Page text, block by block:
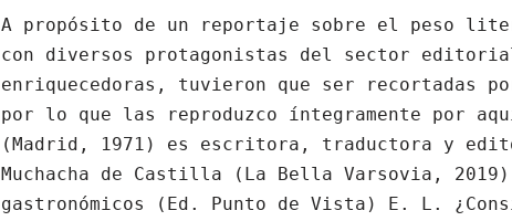
A propósito de un reportaje sobre el peso
con diversos protagonistas del sector
enriquecedoras, tuvieron que ser recortadas
por lo que las reproduzco íntegramente por
(Madrid, 1971) es escritora, traductora y
Muchacha de Castilla (La Bella Varsovia,
gastronómicos (Ed. Punto de Vista) E. L.